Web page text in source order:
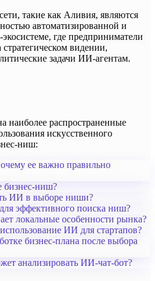
такие как Аливия, являются
автоматизированной и
где предприниматели
стратегическом видении,
задачи ИИ-агентам.
наиболее распространенные
искусственного
ниш:
ее важно правильно
бизнес-ниш?
ИИ в выборе ниши?
эффективного поиска ниш?
локальные особенности рынка?
ИИ для стартапов?
бизнес-плана после выбора
анализировать ИИ-чат-бот?